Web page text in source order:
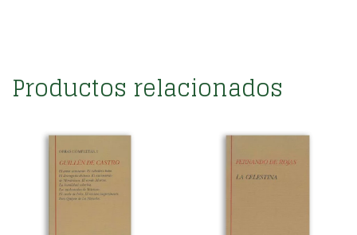
Productos relacionados